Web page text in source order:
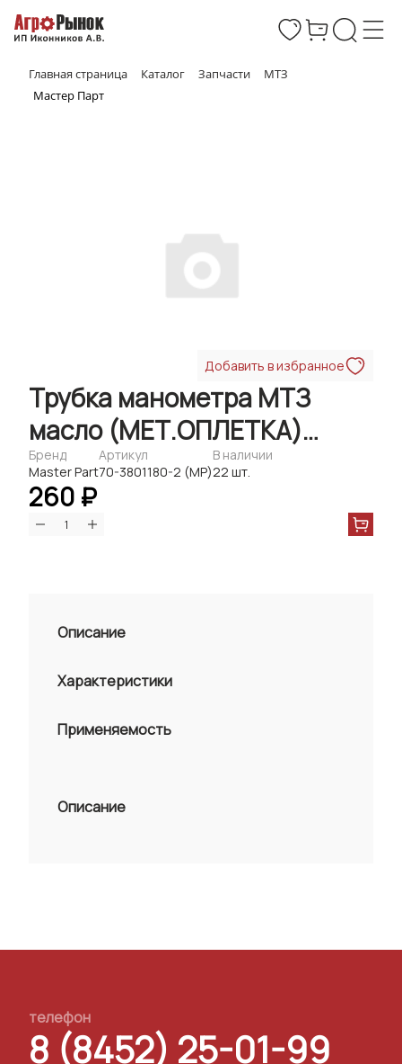
Главная страница Каталог Запчасти
МТЗ
Мастер Парт
Добавить в избранное
Трубка манометра МТЗ
масло (МЕТ.ОПЛЕТКА)
L=530mm (Master Part)
Бренд
Master Part
Артикул
70-3801180-2 (МР)
В наличии
22 шт.
260 ₽
Описание
Характеристики
Применяемость
Описание
телефон
8 (8452) 25-01-99